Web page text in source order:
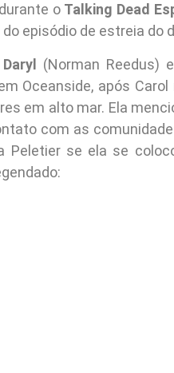
o Talking Dead
episódio de estreia do
Daryl (Norman Reedus) e
Oceanside, após
em alto mar. Ela
com as
Peletier se ela se